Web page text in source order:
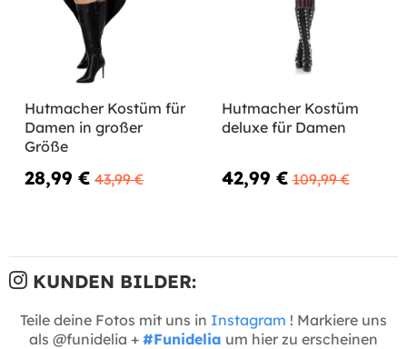
Hutmacher Kostüm für
Damen in großer
Größe
28,99 € 43,99 €
Hutmacher Kostüm
deluxe für Damen
42,99 € 109,99 €
KUNDEN BILDER:
Teile deine Fotos mit uns in Instagram ! Markiere uns
als @funidelia + #Funidelia um hier zu erscheinen